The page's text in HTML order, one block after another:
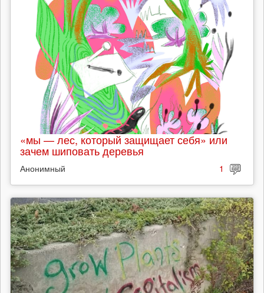
«мы — лес, который защищает себя» или
зачем шиповать деревья
Анонимный 1